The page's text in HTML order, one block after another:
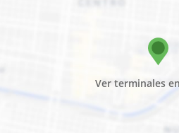
Ver terminales